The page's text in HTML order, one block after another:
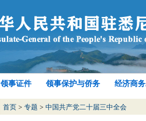
领事证件 领事保护与侨务 经济商
首页 > 专题 > 中国共产党二十届三中全会